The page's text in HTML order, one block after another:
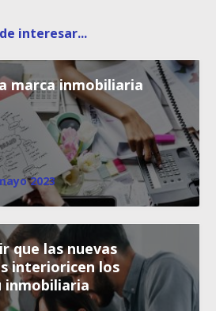
interesar...
marca inmobiliaria
2023
que las nuevas
interioricen los
inmobiliaria